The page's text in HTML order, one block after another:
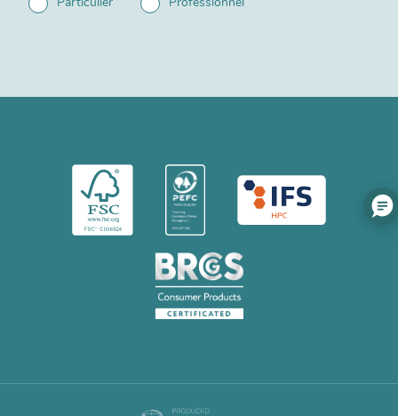
Particulier Professionnel